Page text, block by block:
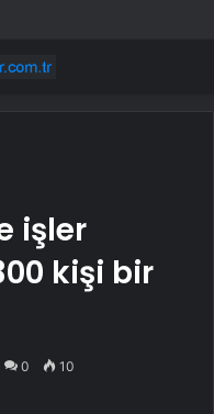
işler
kişi bir
0 10